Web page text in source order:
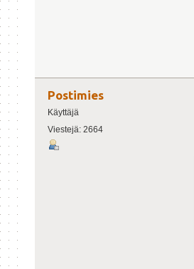
Postimies
Käyttäjä
Viestejä: 2664